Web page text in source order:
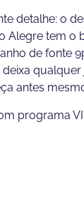
detalhe: o
Alegre tem o
de fonte
deixa
antes
programa